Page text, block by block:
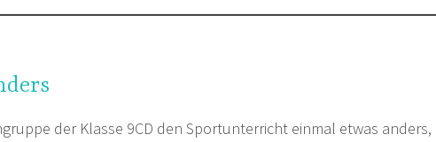
der Klasse 9CD den Sportunterricht einmal etwas anders,